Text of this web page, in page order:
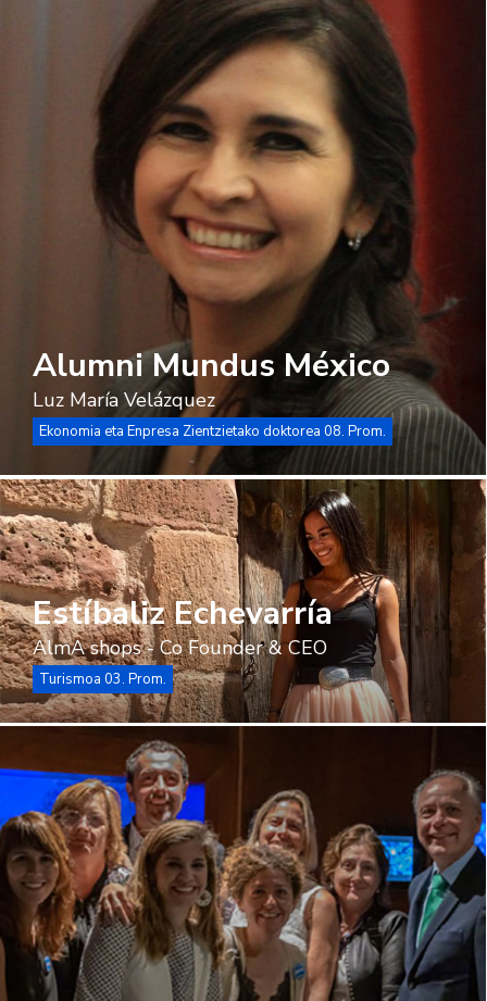
Alumni Mundus México
Luz María Velázquez
Ekonomia eta Enpresa Zientzietako doktorea 08. Prom.
Estíbaliz Echevarría
AlmA shops - Co Founder & CEO
Turismoa 03. Prom.